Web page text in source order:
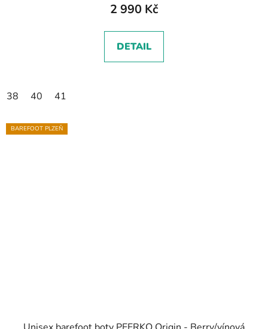
2 990 Kč
DETAIL
38 40 41
BAREFOOT PLZEŇ